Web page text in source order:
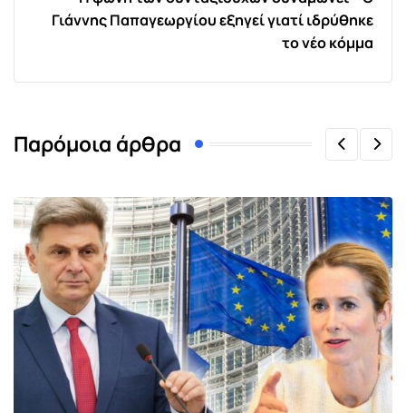
Γιάννης Παπαγεωργίου εξηγεί γιατί ιδρύθηκε
το νέο κόμμα
Παρόμοια άρθρα